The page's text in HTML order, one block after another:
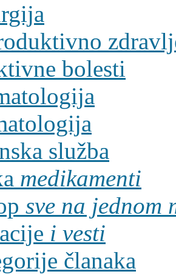
bolesti
služba
medikamenti
sve na jednom
i vesti
članaka